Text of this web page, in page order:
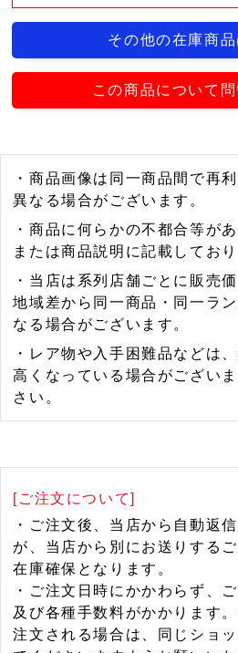
その他の在庫商
この商品について
・商品画像は同一商品間で再
異なる場合がございます。
・商品に何らかの不都合等が
または商品説明に記載しており
・当店は系列店舗ごとに販売
地域差から同一商品・同一ラ
なる場合がございます。
・レア物や入手困難品などは
高くなっている場合がござい
さい。
[ご注文について]
・ご注文後、当店から自動返
が、当店から別にお送りする
在庫確保となります。
・ご注文日時にかかわらず、
及び各種手数料がかかります
注文される場合は、同じショ